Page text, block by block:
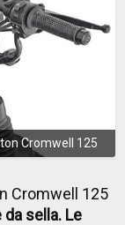
Cromwell 125
Cromwell 125
sella. Le